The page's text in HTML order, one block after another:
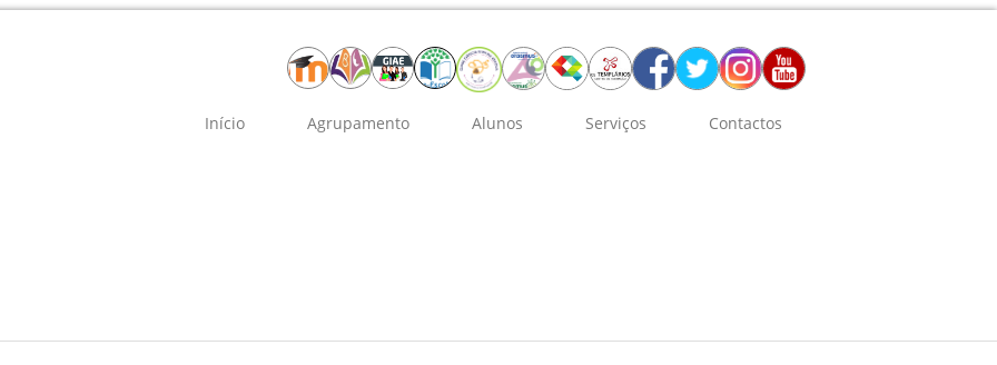
Início Agrupamento Alunos Serviços Contactos